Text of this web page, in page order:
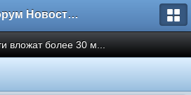
Форум Новостройки
вложат более 30 м...